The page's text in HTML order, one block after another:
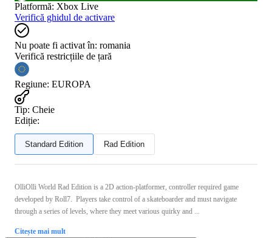
Platformă: Xbox Live
Verifică ghidul de activare
Nu poate fi activat în: romania
Verifică restricțiile de țară
Regiune: EUROPA
Tip: Cheie
Ediție:
Standard Edition Rad Edition
OlliOlli World Rad Edition is a 2D action-platformer, controller required game
developed by Roll7. Players take control of a skateboarder and must navigate
through a series of levels, where they meet various quirky and ...
Citește mai mult